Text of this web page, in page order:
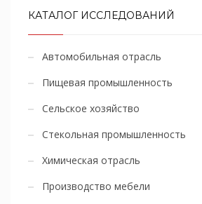
КАТАЛОГ ИССЛЕДОВАНИЙ
Автомобильная отрасль
Пищевая промышленность
Сельское хозяйство
Стекольная промышленность
Химическая отрасль
Производство мебели